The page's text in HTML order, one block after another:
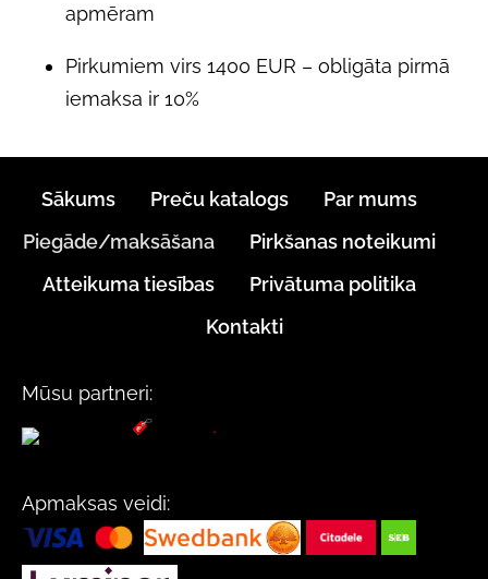
apmēram
Pirkumiem virs 1400 EUR – obligāta pirmā
iemaksa ir 10%
Sākums Preču katalogs
Par mums
Piegāde/maksāšana
Pirkšanas noteikumi
Atteikuma tiesības
Privātuma politika
Kontakti
Mūsu partneri:
Apmaksas veidi: